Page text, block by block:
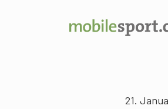
21.